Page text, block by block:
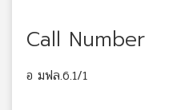
Call Number
อ มฟล.6.1/1